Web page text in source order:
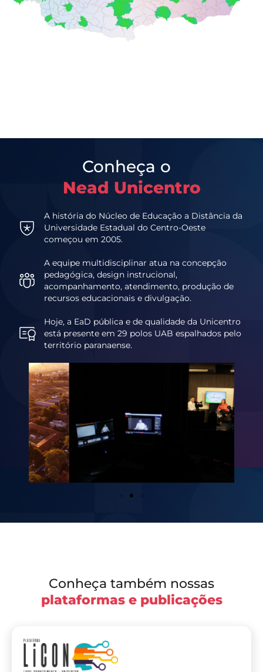
Conheça o
Nead Unicentro
A história do Núcleo de Educação a Distância da
Universidade Estadual do Centro-Oeste
começou em 2005.
A equipe multidisciplinar atua na concepção
pedagógica, design instrucional,
acompanhamento, atendimento, produção de
recursos educacionais e divulgação.
Hoje, a EaD pública e de qualidade da Unicentro
está presente em 29 polos UAB espalhados pelo
território paranaense.
Conheça também nossas
plataformas e publicações